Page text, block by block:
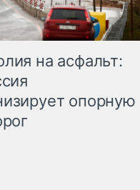
на асфальт:
опорную